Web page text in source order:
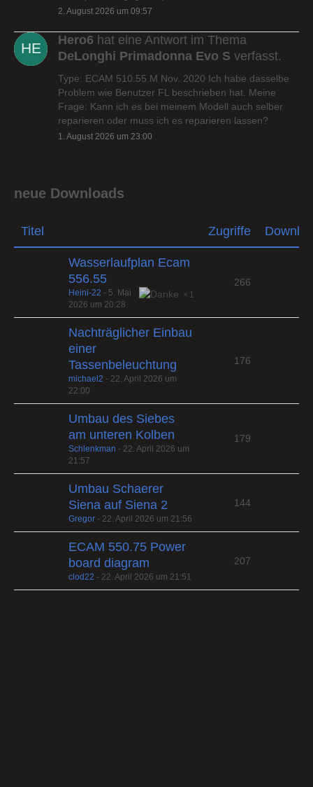
2. August 2026 um 09:57
Hero6 hat eine Antwort im Thema
DeLonghi Primadonna Evo S verfasst.
Type: ECAM 510.55.M Nov. 2020 Ich habe dasselbe
Problem wie Benutzer FL beschrieben hat. Meine
Frage: Kann ich es bei meinem Modell auch selber
reparieren oder muss ich es reparieren lassen?
1. August 2026 um 23:00
neue Downloads
Titel Zugriffe
Wasserlaufplan Ecam
556.55
1
Heini-22 - 5. Mai
2026 um 20:28
266
Nachträglicher Einbau
einer
Tassenbeleuchtung
michael2 - 22. April 2026 um
22:00
176
Umbau des Siebes
am unteren Kolben
Schlenkman - 22. April 2026 um
21:57
179
Umbau Schaerer
Siena auf Siena 2
Gregor - 22. April 2026 um 21:56
144
ECAM 550.75 Power
board diagram
clod22 - 22. April 2026 um 21:51
207